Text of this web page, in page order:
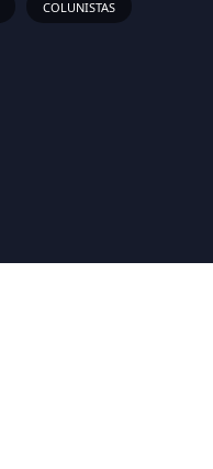
COLUNISTAS